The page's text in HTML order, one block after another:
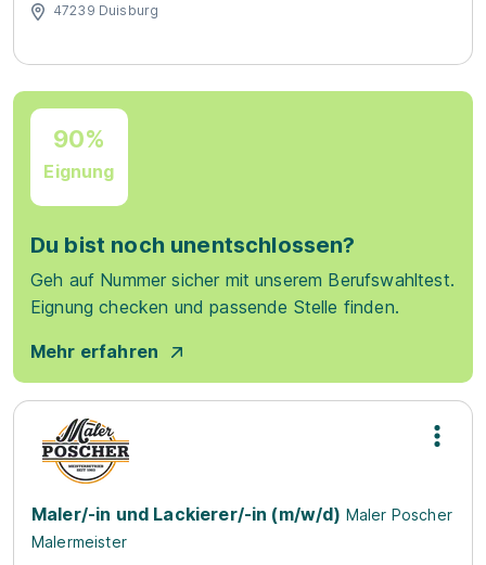
47239 Duisburg
90%
Eignung
Du bist noch unentschlossen?
Geh auf Nummer sicher mit unserem Berufswahltest.
Eignung checken und passende Stelle finden.
Mehr erfahren
Maler/-in und Lackierer/-in (m/w/d) Maler Poscher
Malermeister